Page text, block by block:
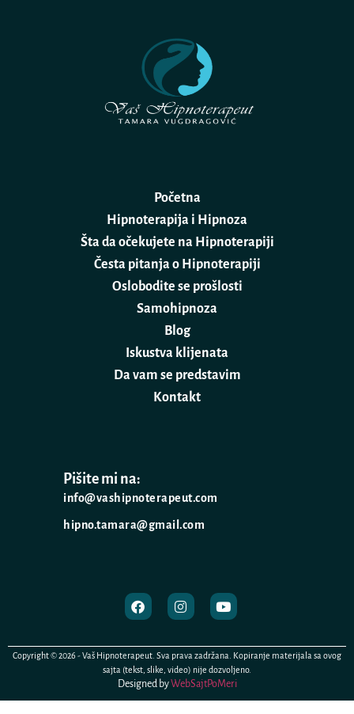
Početna
Hipnoterapija i Hipnoza
Šta da očekujete na Hipnoterapiji
Česta pitanja o Hipnoterapiji
Oslobodite se prošlosti
Samohipnoza
Blog
Iskustva klijenata
Da vam se predstavim
Kontakt
Pišite mi na:
info@vashipnoterapeut.com
hipno.tamara@gmail.com
Copyright © 2026 - Vaš Hipnoterapeut. Sva prava zadržana. Kopiranje materijala sa ovog
sajta (tekst, slike, video) nije dozvoljeno.
Designed byWebSajtPoMeri